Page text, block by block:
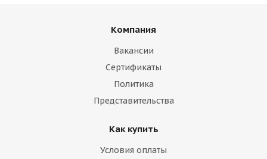
Компания
Вакансии
Сертификаты
Политика
Представительства
Как купить
Условия оплаты